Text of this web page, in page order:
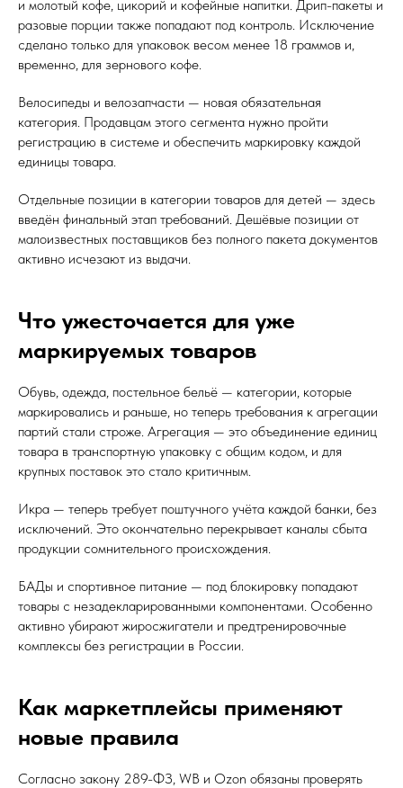
и молотый кофе, цикорий и кофейные напитки. Дрип-пакеты и
разовые порции также попадают под контроль. Исключение
сделано только для упаковок весом менее 18 граммов и,
временно, для зернового кофе.
Велосипеды и велозапчасти — новая обязательная
категория. Продавцам этого сегмента нужно пройти
регистрацию в системе и обеспечить маркировку каждой
единицы товара.
Отдельные позиции в категории товаров для детей — здесь
введён финальный этап требований. Дешёвые позиции от
малоизвестных поставщиков без полного пакета документов
активно исчезают из выдачи.
Что ужесточается для уже
маркируемых товаров
Обувь, одежда, постельное бельё — категории, которые
маркировались и раньше, но теперь требования к агрегации
партий стали строже. Агрегация — это объединение единиц
товара в транспортную упаковку с общим кодом, и для
крупных поставок это стало критичным.
Икра — теперь требует поштучного учёта каждой банки, без
исключений. Это окончательно перекрывает каналы сбыта
продукции сомнительного происхождения.
БАДы и спортивное питание — под блокировку попадают
товары с незадекларированными компонентами. Особенно
активно убирают жиросжигатели и предтренировочные
комплексы без регистрации в России.
Как маркетплейсы применяют
новые правила
Согласно закону 289-ФЗ, WB и Ozon обязаны проверять